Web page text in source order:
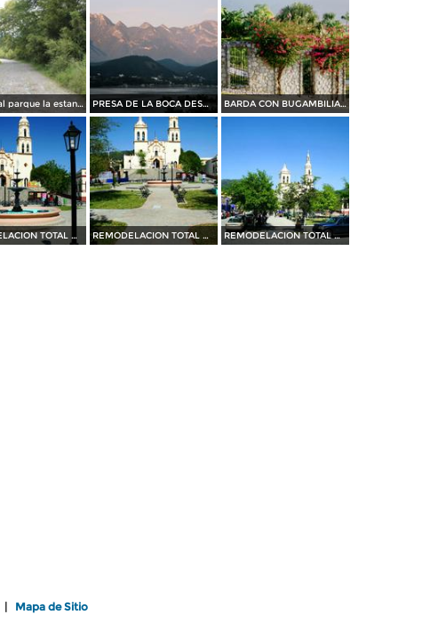
camino al parque la estanzuela PRESA DE LA BOCA DESDE BAHIA ESCONDIDA....35 MM BARDA CON BUGAMBILIAS....35 mm
REMODELACION TOTAL DE PLAZA OCAMPO (2010) REMODELACION TOTAL DE PLAZA OCAMPO (2010) REMODELACION TOTAL DE PLAZA OCAMPO (2010)
Mapa de Sitio